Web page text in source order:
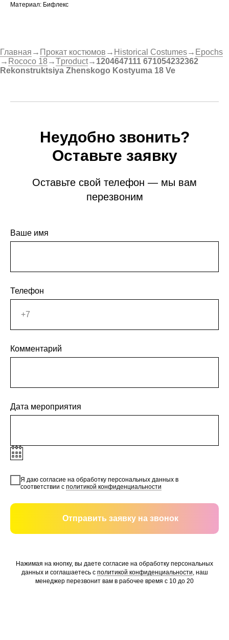
Материал: Бифлекс
Главная → Прокат костюмов → Historical Costumes→ Epochs
→ Rococo 18 →Tproduct→ 1204647111 671054232362
Rekonstruktsiya Zhenskogo Kostyuma 18 Ve
Неудобно звонить?
Оставьте заявку
Оставьте свой телефон — мы вам
перезвоним
Ваше имя
Телефон
Комментарий
Дата мероприятия
Я даю согласие на обработку персональных данных в
соответствии с политикой конфиденциальности
Отправить заявку на звонок
Нажимая на кнопку, вы даете согласие на обработку персональных
данных и соглашаетесь c политикой конфиденциальности, наш
менеджер перезвонит вам в рабочее время с 10 до 20